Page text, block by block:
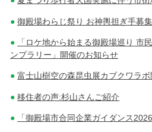
ナ
ビ
ゲ
シ
ョ
御殿場わらじ祭り お神輿担ぎ手募
「ロケ地から始まる御殿場巡り 市
ンプラリー」開催のお知らせ
富士山樹空の森昆虫展カブクワラ
移住者の声:杉山さんご紹介
「御殿場市合同企業ガイダンス